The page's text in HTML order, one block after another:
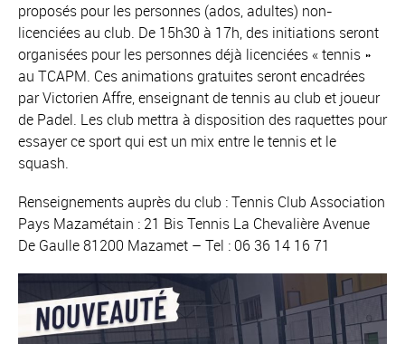
proposés pour les personnes (ados, adultes) non-
licenciées au club. De 15h30 à 17h, des initiations seront
organisées pour les personnes déjà licenciées « tennis »
au TCAPM. Ces animations gratuites seront encadrées
par Victorien Affre, enseignant de tennis au club et joueur
de Padel. Les club mettra à disposition des raquettes pour
essayer ce sport qui est un mix entre le tennis et le
squash.
Renseignements auprès du club : Tennis Club Association
Pays Mazamétain : 21 Bis Tennis La Chevalière Avenue
De Gaulle 81200 Mazamet – Tel : 06 36 14 16 71